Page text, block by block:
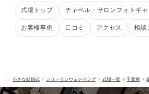
式場トップ チャペル・サロンフォトギャ
お客様事例 口コミ アクセス 相談
小さな結婚式 レストランウェディング 式場一覧 千葉県